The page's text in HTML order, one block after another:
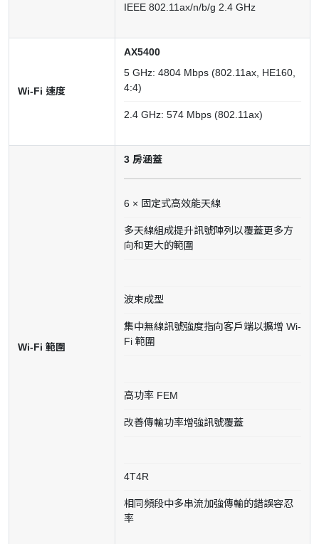
IEEE 802.11ax/n/b/g 2.4 GHz
Wi-Fi 速度
AX5400
5 GHz: 4804 Mbps (802.11ax, HE160,
4:4)
2.4 GHz: 574 Mbps (802.11ax)
Wi-Fi 範圍
3 房涵蓋
6 × 固定式高效能天線
多天線組成提升訊號陣列以覆蓋更多方
向和更大的範圍
波束成型
集中無線訊號強度指向客戶端以擴增 Wi-
Fi 範圍
高功率 FEM
改善傳輸功率增強訊號覆蓋
4T4R
相同頻段中多串流加強傳輸的錯誤容忍
率